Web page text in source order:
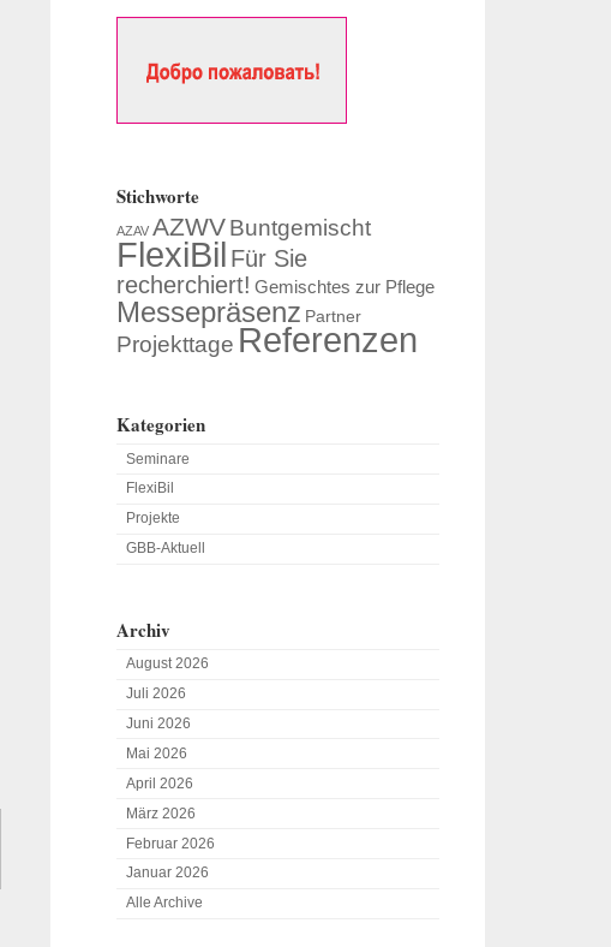
Stichworte
AZAV AZWVBuntgemischt
FlexiBil Für Sie
recherchiert! Gemischtes zur Pflege
Messepräsenz Partner
Projekttage Referenzen
Kategorien
Seminare
FlexiBil
Projekte
GBB-Aktuell
Archiv
August 2026
Juli 2026
Juni 2026
Mai 2026
April 2026
März 2026
Februar 2026
Januar 2026
Alle Archive